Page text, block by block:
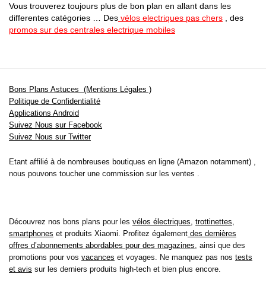
Vous trouverez toujours plus de bon plan en allant dans les
differentes catégories … Des vélos electriques pas chers , des
promos sur des centrales electrique mobiles
Bons Plans Astuces (Mentions Légales )
Politique de Confidentialité
Applications Android
Suivez Nous sur Facebook
Suivez Nous sur Twitter
Etant affilié à de nombreuses boutiques en ligne (Amazon notamment) ,
nous pouvons toucher une commission sur les ventes .
Découvrez nos bons plans pour les vélos électriques, trottinettes,
smartphones et produits Xiaomi. Profitez également des dernières
offres d’abonnements abordables pour des magazines, ainsi que des
promotions pour vos vacances et voyages. Ne manquez pas nos tests
et avis sur les derniers produits high-tech et bien plus encore.